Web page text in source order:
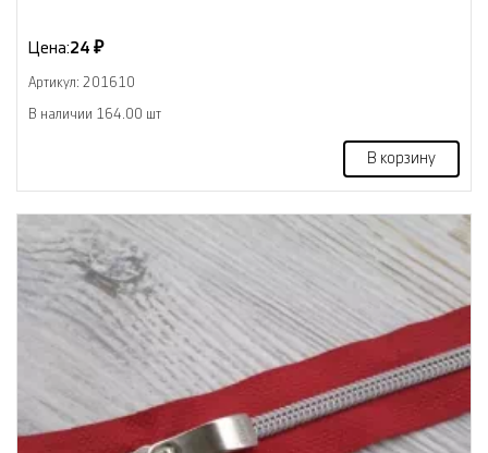
Цена:24 ₽
Артикул: 201610
В наличии 164.00 шт
В корзину